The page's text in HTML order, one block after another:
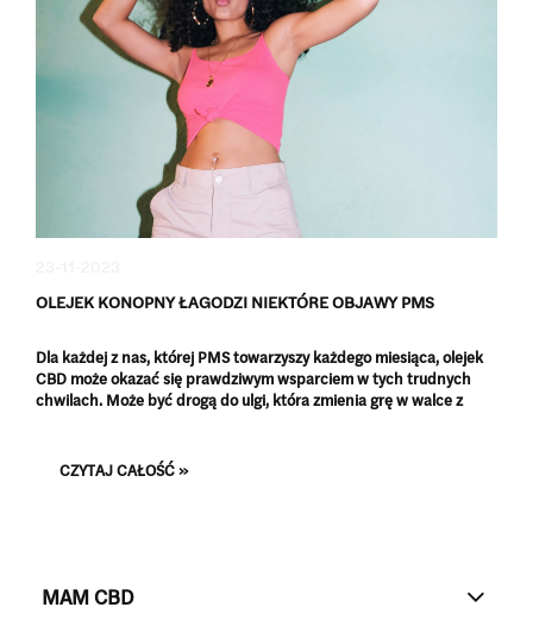
OLEJEK KONOPNY ŁAGODZI NIEKTÓRE OBJAWY PMS
Dla każdej z nas, której PMS towarzyszy każdego miesiąca, olejek
CBD może okazać się prawdziwym wsparciem w tych trudnych
chwilach. Może być drogą do ulgi, która zmienia grę w walce z
CZYTAJ CAŁOŚĆ »
MAM CBD